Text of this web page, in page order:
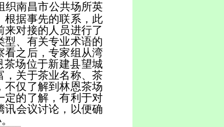
织南昌市公共场所英
根据事先的联系，此
对接的人员进行了
型、有关专业术语的
看之后，专家组从湾
茶场位于新建县望城
，关于茶业名称、茶
不仅了解到林恩茶场
定的了解，有利于对
讯会议讨论，以便确